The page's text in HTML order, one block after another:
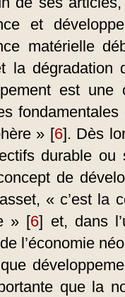
et
matérielle
la dégradation
est une
» [6] . Dès
durable ou
de
« c’est la
» [6] et, dans
l’économie
que la